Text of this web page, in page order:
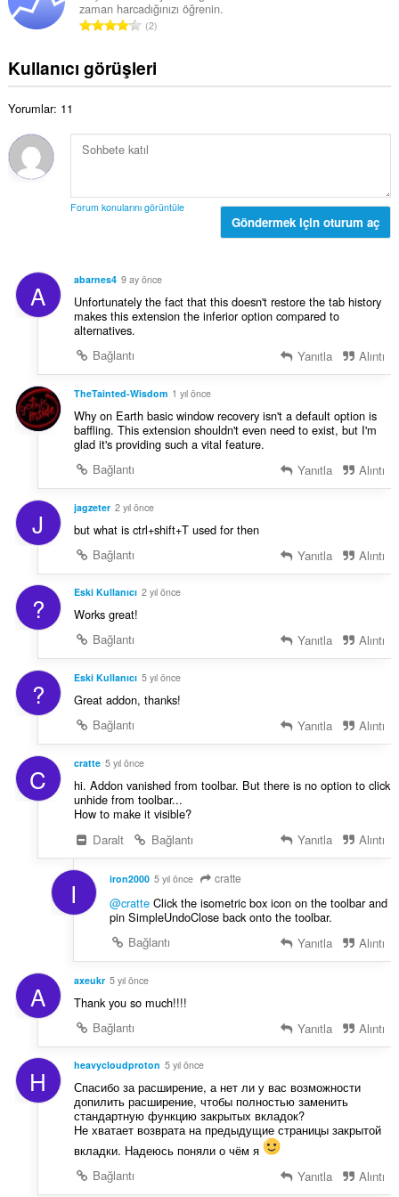
ı
:a
y
s
ı
a
m
y
s
ı
s
zaman harcadığınızı öğrenin.
T
l
o
y
y
:
2
Kullanıcı görüşleri
Yorumlar: 11
Forum konularını görüntüle
Göndermek için oturum aç
A abarnes4 9 ay önce
Unfortunately the fact that this doesn't restore the tab history
makes this extension the inferior option compared to
alternatives.
Bağlantı
Yanıtla Alıntı
TheTainted-Wisdom 1 yıl önce
Why on Earth basic window recovery isn't a default option is
baffling. This extension shouldn't even need to exist, but I'm
glad it's providing such a vital feature.
Bağlantı
Yanıtla Alıntı
J jagzeter 2 yıl önce
but what is ctrl+shift+T used for then
Bağlantı
Yanıtla Alıntı
? Eski Kullanıcı 2 yıl önce
Works great!
Bağlantı
Yanıtla Alıntı
? Eski Kullanıcı 5 yıl önce
Great addon, thanks!
Bağlantı
Yanıtla Alıntı
C cratte 5 yıl önce
hi. Addon vanished from toolbar. But there is no option to click
unhide from toolbar...
How to make it visible?
Daralt
Bağlantı Yanıtla Alıntı
I iron2000 5 yıl önce cratte
@cratteClick the isometric box icon on the toolbar and
pin SimpleUndoClose back onto the toolbar.
Bağlantı
Yanıtla Alıntı
A axeukr 5 yıl önce
Thank you so much!!!!
Bağlantı
Yanıtla Alıntı
H heavycloudproton 5 yıl önce
Спасибо за расширение, а нет ли у вас возможности
допилить расширение, чтобы полностью заменить
стандартную функцию закрытых вкладок?
Не хватает возврата на предыдущие страницы закрытой
вкладки. Надеюсь поняли о чём я
Bağlantı
Yanıtla Alıntı